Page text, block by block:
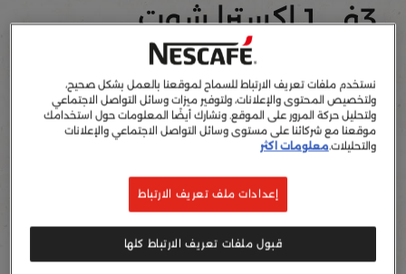
3في1 اكسترا شوت
اكتب تقييمك
مزيج لذيذ من القهوة والكريمر والسكر.
أضف إلى قائمة المفضلة
9g X 24
نستخدم ملفات تعريف الارتباط للسماح لموقعنا بالعمل بشكل صحيح،
ولتخصيص المحتوى والإعلانات، ولتوفير ميزات وسائل التواصل الاجتماعي
ولتحليل حركة المرور على الموقع. ونشارك أيضًا المعلومات حول استخدامك
موقعنا مع شركائنا على مستوى وسائل التواصل الاجتماعي والإعلانات
والتحليلات.معلومات اكثر
إعدادات ملف تعريف الارتباط
قبول ملفات تعريف الارتباط كلها